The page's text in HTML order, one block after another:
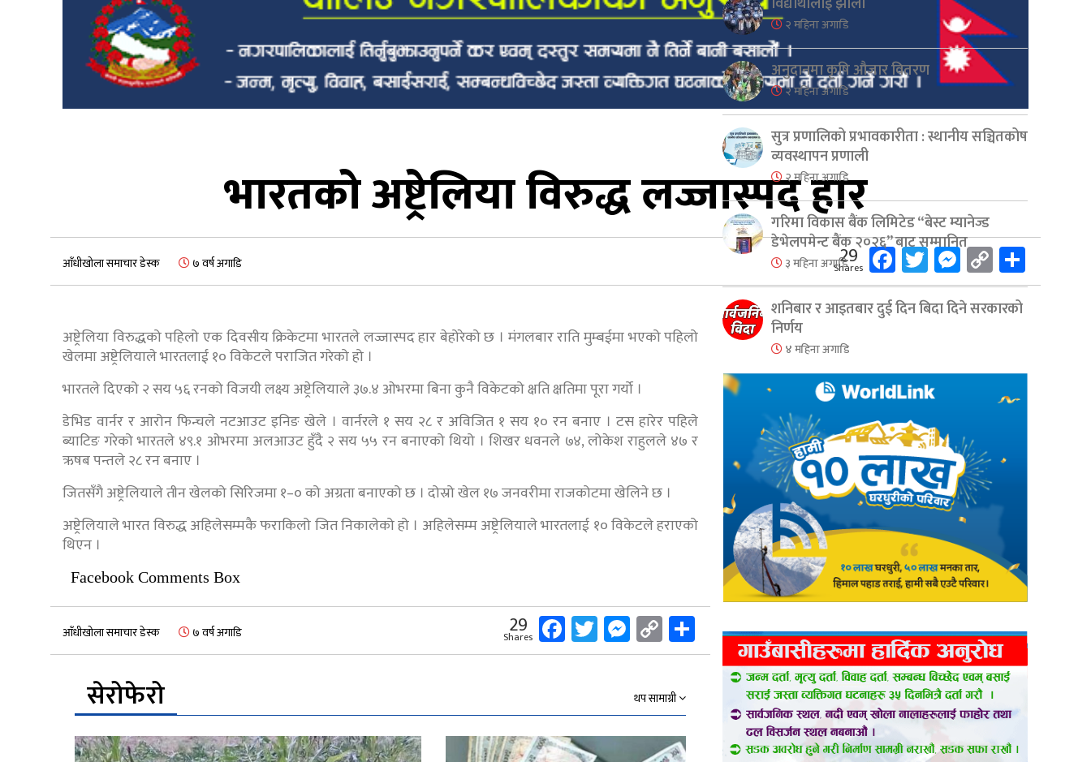
भारतको अष्ट्रेलिया विरुद्ध लज्जास्पद हार
आँधीखोला समाचार डेस्क ७ वर्ष अगाडि 29
Shares Facebook
Twitter
Messenger
Copy
Link
अष्ट्रेलिया विरुद्धको पहिलो एक दिवसीय क्रिकेटमा भारतले लज्जास्पद हार बेहोरेको छ । मंगलबार राति मुम्बईमा भएको पहिलो
खेलमा अष्ट्रेलियाले भारतलाई १० विकेटले पराजित गरेको हो ।
भारतले दिएको २ सय ५६ रनको विजयी लक्ष्य अष्ट्रेलियाले ३७.४ ओभरमा बिना कुनै विकेटको क्षति क्षतिमा पूरा गर्यो ।
डेभिड वार्नर र आरोन फिन्चले नटआउट इनिङ खेले । वार्नरले १ सय २८ र अविजित १ सय १० रन बनाए । टस हारेर पहिले
ब्याटिङ गरेको भारतले ४९.१ ओभरमा अलआउट हुँदै २ सय ५५ रन बनाएको थियो । शिखर धवनले ७४, लोकेश राहुलले ४७ र
ऋषब पन्तले २८ रन बनाए ।
जितसँगै अष्ट्रेलियाले तीन खेलको सिरिजमा १–० को अग्रता बनाएको छ । दोस्रो खेल १७ जनवरीमा राजकोटमा खेलिने छ ।
अष्ट्रेलियाले भारत विरुद्ध अहिलेसम्मकै फराकिलो जित निकालेको हो । अहिलेसम्म अष्ट्रेलियाले भारतलाई १० विकेटले हराएको
थिएन ।
Facebook Comments Box
आँधीखोला समाचार डेस्क ७ वर्ष अगाडि 29
Shares Facebook
Twitter
Messenger
Copy
Link
Share
सेरोफेरो
थप सामाग्री
२ महिना अगाडि
अनुदानमा कृषि औजार वितरण
२ महिना अगाडि
सुत्र प्रणालिको प्रभावकारीता : स्थानीय सञ्चितकोष
व्यवस्थापन प्रणाली
२ महिना अगाडि
गरिमा विकास बैंक लिमिटेड “बेस्ट म्यानेज्ड
डेभेलपमेन्ट बैंक २०२६” बाट सम्मानित
३ महिना अगाडि
शनिबार र आइतबार दुई दिन बिदा दिने सरकारको
निर्णय
४ महिना अगाडि